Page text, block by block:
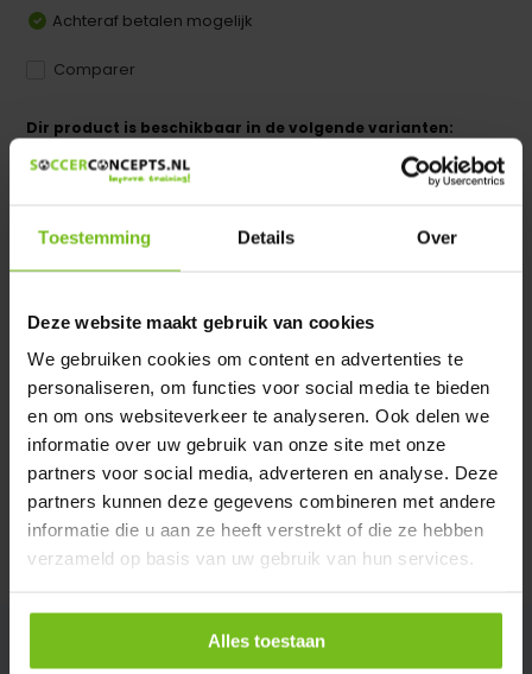
Toestemming Details Over
Deze website maakt gebruik van cookies
We gebruiken cookies om content en advertenties te
personaliseren, om functies voor social media te bieden
en om ons websiteverkeer te analyseren. Ook delen we
informatie over uw gebruik van onze site met onze
partners voor social media, adverteren en analyse. Deze
partners kunnen deze gegevens combineren met andere
informatie die u aan ze heeft verstrekt of die ze hebben
verzameld op basis van uw gebruik van hun services.
Alles toestaan
Achteraf betalen mogelijk
Comparer
Dir product is beschikbaar in de volgende varianten:
Heeft u een vraag over dit product ?
Description du produit
Spécifications
Évaluations
Partager